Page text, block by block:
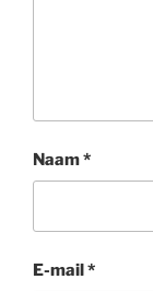
Naam*
E-mail*